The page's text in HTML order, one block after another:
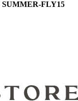
SUMMER-FLY15